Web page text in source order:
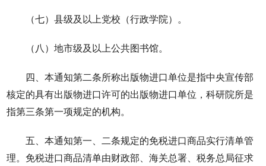
（七）县级及以上党校（行政学院）。
（八）地市级及以上公共图书馆。
四、本通知第二条所称出版物进口单位是指中央宣传部
核定的具有出版物进口许可的出版物进口单位，科研院所是
指第三条第一项规定的机构。
五、本通知第一、二条规定的免税进口商品实行清单管
理。免税进口商品清单由财政部、海关总署、税务总局征求